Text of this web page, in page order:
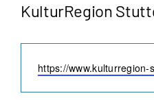
KulturRegion
Webseite
https://www.kulturregion-